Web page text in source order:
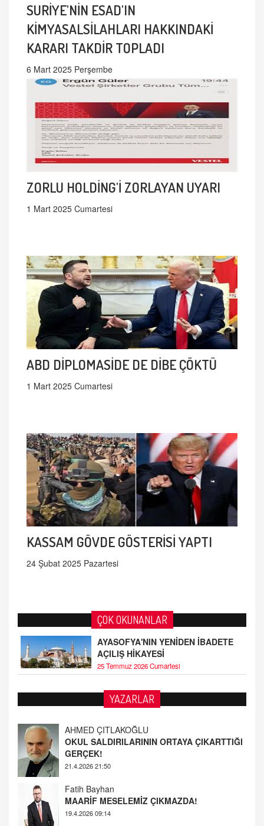
SURİYE'NİN ESAD'IN
KİMYASALSİLAHLARI HAKKINDAKİ
KARARI TAKDİR TOPLADI
6 Mart 2025 Perşembe
ZORLU HOLDİNG'İ ZORLAYAN UYARI
1 Mart 2025 Cumartesi
ABD DİPLOMASİDE DE DİBE ÇÖKTÜ
1 Mart 2025 Cumartesi
KASSAM GÖVDE GÖSTERİSİ YAPTI
24 Şubat 2025 Pazartesi
ÇOK OKUNANLAR
AYASOFYA'NIN YENİDEN İBADETE
AÇILIŞ HİKAYESİ
25 Temmuz 2026 Cumartesi
YAZARLAR
AHMED ÇITLAKOĞLU
GERÇEK!
21.4.2026 21:50
Fatih Bayhan
MAARİF MESELEMİZ ÇIKMAZDA!
19.4.2026 09:14
YUSUF YAVUZYILMAZ